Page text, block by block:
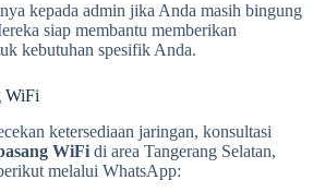
kepada admin jika Anda masih bingung
siap membantu memberikan
kebutuhan spesifik Anda.
WiFi
ketersediaan jaringan, konsultasi
WiFi di area Tangerang Selatan,
melalui WhatsApp: